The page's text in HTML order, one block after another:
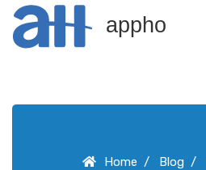
appho
Home Blog